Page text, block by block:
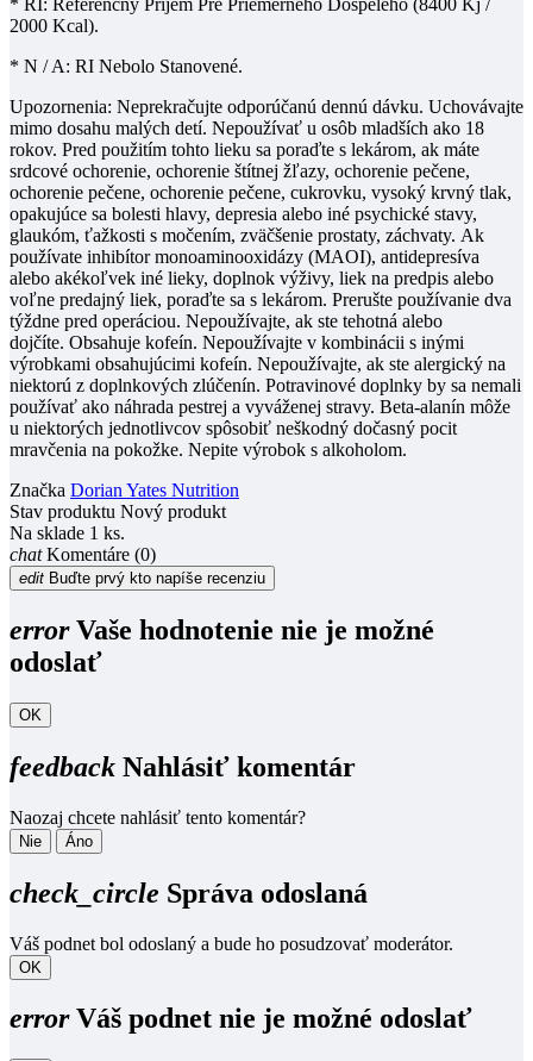
* RI: Referenčný Príjem Pre Priemerného Dospelého (8400 Kj /
2000 Kcal).
* N / A: RI Nebolo Stanovené.
Upozornenia: Neprekračujte odporúčanú dennú dávku. Uchovávajte
mimo dosahu malých detí. Nepoužívať u osôb mladších ako 18
rokov. Pred použitím tohto lieku sa poraďte s lekárom, ak máte
srdcové ochorenie, ochorenie štítnej žľazy, ochorenie pečene,
ochorenie pečene, ochorenie pečene, cukrovku, vysoký krvný tlak,
opakujúce sa bolesti hlavy, depresia alebo iné psychické stavy,
glaukóm, ťažkosti s močením, zväčšenie prostaty, záchvaty. Ak
používate inhibítor monoaminooxidázy (MAOI), antidepresíva
alebo akékoľvek iné lieky, doplnok výživy, liek na predpis alebo
voľne predajný liek, poraďte sa s lekárom. Prerušte používanie dva
týždne pred operáciou. Nepoužívajte, ak ste tehotná alebo
dojčíte. Obsahuje kofeín. Nepoužívajte v kombinácii s inými
výrobkami obsahujúcimi kofeín. Nepoužívajte, ak ste alergický na
niektorú z doplnkových zlúčenín. Potravinové doplnky by sa nemali
používať ako náhrada pestrej a vyváženej stravy. Beta-alanín môže
u niektorých jednotlivcov spôsobiť neškodný dočasný pocit
mravčenia na pokožke. Nepite výrobok s alkoholom.
Značka Dorian Yates Nutrition
Stav produktu Nový produkt
Na sklade 1 ks.
chatKomentáre (0)
edit Buďte prvý kto napíše recenziu
errorVaše hodnotenie nie je možné
odoslať
OK
feedback Nahlásiť komentár
Naozaj chcete nahlásiť tento komentár?
Nie Áno
check_circle Správa odoslaná
Váš podnet bol odoslaný a bude ho posudzovať moderátor.
OK
errorVáš podnet nie je možné odoslať